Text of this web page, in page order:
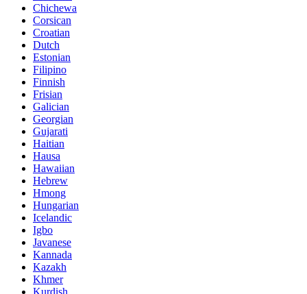
Chichewa
Corsican
Croatian
Dutch
Estonian
Filipino
Finnish
Frisian
Galician
Georgian
Gujarati
Haitian
Hausa
Hawaiian
Hebrew
Hmong
Hungarian
Icelandic
Igbo
Javanese
Kannada
Kazakh
Khmer